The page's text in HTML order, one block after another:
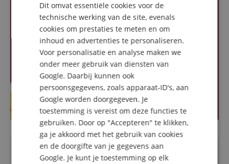
Vragen over dit artikel
SPANISH
Dit omvat essentiële cookies voor de
technische werking van de site, evenals
cookies om prestaties te meten en om
inhoud en advertenties te personaliseren.
Voor personalisatie en analyse maken we
onder meer gebruik van diensten van
Google. Daarbij kunnen ook
persoonsgegevens, zoals apparaat-ID's, aan
Google worden doorgegeven. Je
toestemming is vereist om deze functies te
gebruiken. Door op "Accepteren" te klikken,
ga je akkoord met het gebruik van cookies
en de doorgifte van je gegevens aan
Google. Je kunt je toestemming op elk